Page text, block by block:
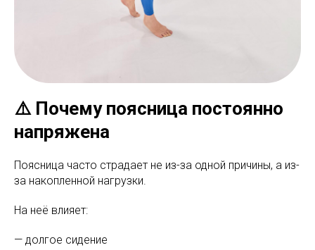
⚠️ Почему поясница постоянно
напряжена
Поясница часто страдает не из-за одной причины, а из-
за накопленной нагрузки.
На неё влияет:
— долгое сидение